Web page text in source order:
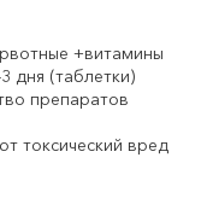
+витамины
дня (таблетки)
препаратов
токсический вред